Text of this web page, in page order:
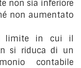
non sia inferiore
non aumentato
limite in cui il
si riduca di un
contabile